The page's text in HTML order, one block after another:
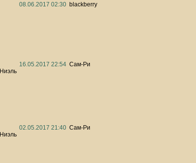
08.06.2017 02:30 blackberry
16.05.2017 22:54 Сам-Ри
Ниэль
02.05.2017 21:40 Сам-Ри
Ниэль